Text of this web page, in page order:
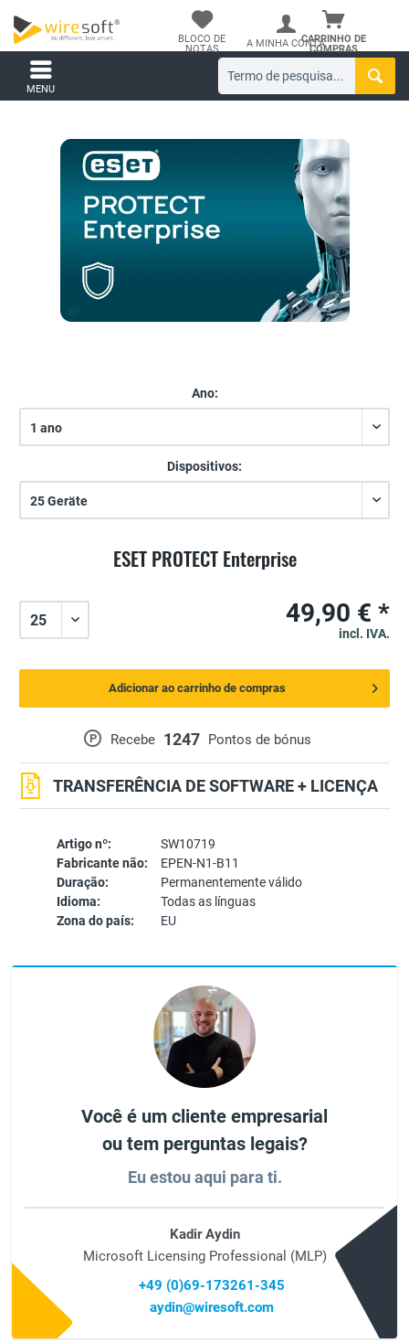
CARRINHO DE
COMPRAS
BLOCO DE
NOTAS
A MINHA CONTA
MENU
ESET PROTECT Enterprise
Ano:
Dispositivos:
Artigo nº:
SW10719
Fabricante não:
EPEN-N1-B11
Duração:
Permanentemente válido
Idioma:
Todas as línguas
Zona do país:
EU
P Recebe 1247 Pontos de bónus
TRANSFERÊNCIA DE SOFTWARE + LICENÇA
49,90 € *
incl. IVA.
Adicionar ao carrinho de compras
Você é um cliente empresarial
ou tem perguntas legais?
Eu estou aqui para ti.
Kadir Aydin
Microsoft Licensing Professional (MLP)
+49 (0)69-173261-345
aydin@wiresoft.com